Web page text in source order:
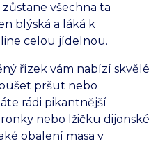
všechna ta
blýská a láká k
celou jídelnou.
řízek vám nabízí skvělé
pršut nebo
rádi pikantnější
nebo lžičku dijonské
obalení masa v